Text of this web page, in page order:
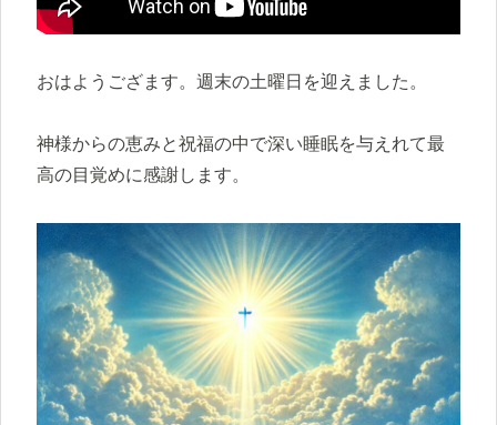
おはようござます。週末の土曜日を迎えました。
神様からの恵みと祝福の中で深い睡眠を与えれて最
高の目覚めに感謝します。